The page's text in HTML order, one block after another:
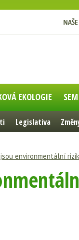
EKOLOGIE
Legislativa
jsou environmentální